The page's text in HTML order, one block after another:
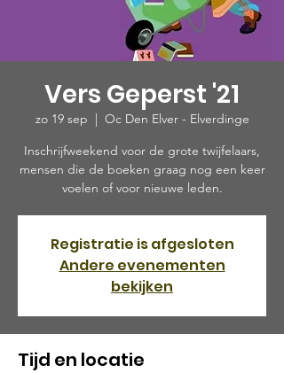
Vers Geperst '21
zo 19 sep
  |
Oc Den Elver - Elverdinge
Inschrijfweekend voor de grote twijfelaars,
mensen die de boeken graag nog een keer
voelen of voor nieuwe leden.
Registratie is afgesloten
Andere evenementen
bekijken
Tijd en locatie